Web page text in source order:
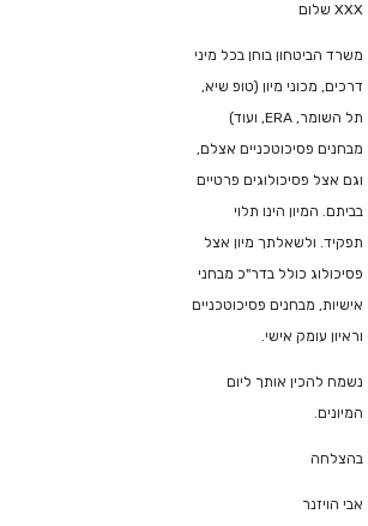
XXX שלום
משרד הביטחון בוחן בכל מיני
דרכים, מכוני מיון (טופ שיא,
תל השומר, ERA, ועוד)
מבחנים פסיכוטכניים אצלם,
וגם אצל פסיכולוגים פרטיים
בביתם. המיון הינו תלוי
תפקיד. ולשאלתך מיון אצל
פסיכולוג כולל בדר"כ מבחני
אישיות, מבחנים פסיכוטכניים
וראיון עומק אישי.
נשמח להכין אותך ליום
המיונים.
בהצלחה
אבי הויזנר